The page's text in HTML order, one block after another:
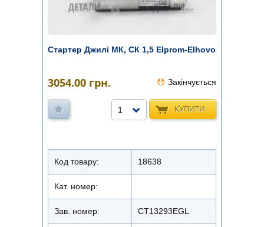
Стартер Джилі МК, СК 1,5 Elprom-Elhovo
3054.00 грн. Закінчується
КУПИТИ
1
Код товару: 18638
Кат. номер:
Зав. номер: CT13293EGL